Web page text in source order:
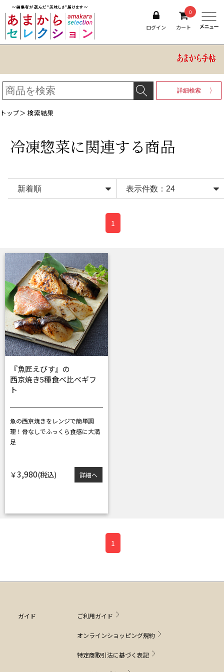
ログイン
0
カート
詳細検索
トップ＞ 検索結果
冷凍惣菜に関連する商品
1
『魚匠えびす』の
西京焼き5種食べ比べギフ
ト
魚の西京焼きをレンジで簡単調
理！ 骨なしでふっくら食感に大満
足
￥3,980 詳細へ
1
ガイド ご利用ガイド
オンラインショッピング規約
特定商取引法に基づく表記